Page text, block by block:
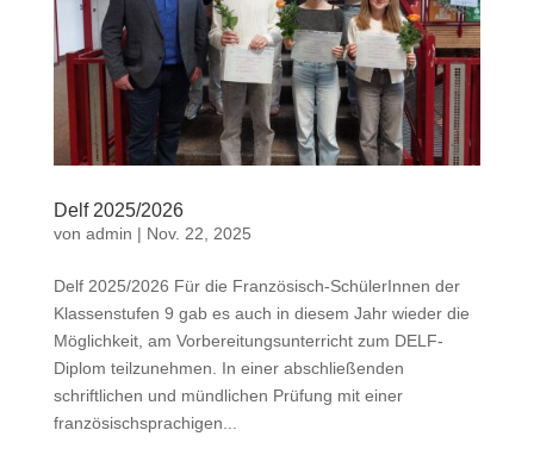
Delf 2025/2026
von admin | Nov. 22, 2025
Delf 2025/2026 Für die Französisch-SchülerInnen der
Klassenstufen 9 gab es auch in diesem Jahr wieder die
Möglichkeit, am Vorbereitungsunterricht zum DELF-
Diplom teilzunehmen. In einer abschließenden
schriftlichen und mündlichen Prüfung mit einer
französischsprachigen...